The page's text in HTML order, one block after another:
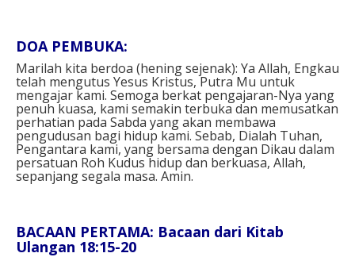
DOA PEMBUKA: ⁣
Marilah kita berdoa (hening sejenak): Ya Allah, Engkau
telah mengutus Yesus Kristus, Putra Mu untuk
mengajar kami. Semoga berkat pengajaran-Nya yang
penuh kuasa, kami semakin terbuka dan memusatkan
perhatian pada Sabda yang akan membawa
pengudusan bagi hidup kami. Sebab, Dialah Tuhan,
Pengantara kami, yang bersama dengan Dikau dalam
persatuan Roh Kudus hidup dan berkuasa, Allah,
sepanjang segala masa. Amin.⁣
BACAAN PERTAMA: Bacaan dari Kitab
Ulangan 18:15-20